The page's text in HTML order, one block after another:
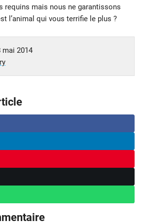
requins mais nous ne garantissons
l’animal qui vous terrifie le plus ?
mai 2014